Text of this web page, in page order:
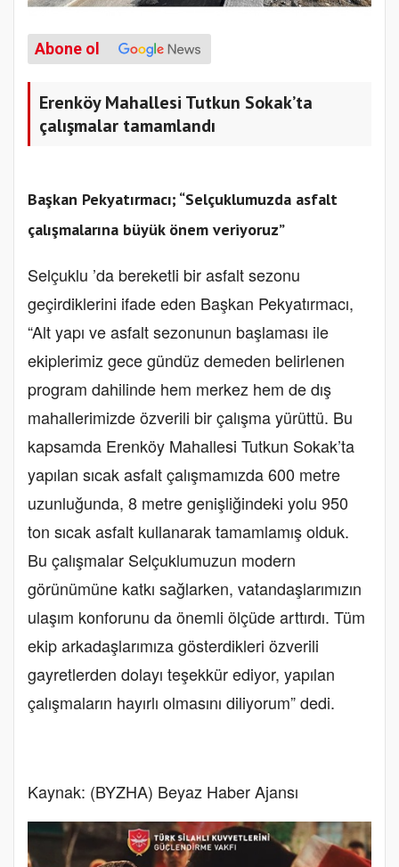
Abone ol
Erenköy Mahallesi Tutkun Sokak’ta
çalışmalar tamamlandı
Başkan Pekyatırmacı; “Selçuklumuzda asfalt
çalışmalarına büyük önem veriyoruz”
Selçuklu ’da bereketli bir asfalt sezonu
geçirdiklerini ifade eden Başkan Pekyatırmacı,
“Alt yapı ve asfalt sezonunun başlaması ile
ekiplerimiz gece gündüz demeden belirlenen
program dahilinde hem merkez hem de dış
mahallerimizde özverili bir çalışma yürüttü. Bu
kapsamda Erenköy Mahallesi Tutkun Sokak’ta
yapılan sıcak asfalt çalışmamızda 600 metre
uzunluğunda, 8 metre genişliğindeki yolu 950
ton sıcak asfalt kullanarak tamamlamış olduk.
Bu çalışmalar Selçuklumuzun modern
görünümüne katkı sağlarken, vatandaşlarımızın
ulaşım konforunu da önemli ölçüde arttırdı. Tüm
ekip arkadaşlarımıza gösterdikleri özverili
gayretlerden dolayı teşekkür ediyor, yapılan
çalışmaların hayırlı olmasını diliyorum” dedi.
Kaynak: (BYZHA) Beyaz Haber Ajansı